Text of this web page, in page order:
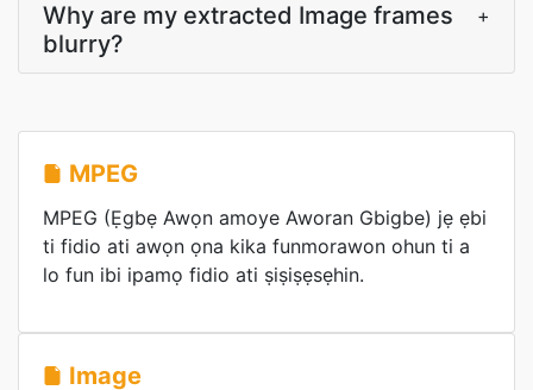
Why are my extracted Image frames
blurry?
+
MPEG
MPEG (Ẹgbẹ Awọn amoye Aworan Gbigbe) jẹ ẹbi
ti fidio ati awọn ọna kika funmorawon ohun ti a
lo fun ibi ipamọ fidio ati ṣiṣiṣẹsẹhin.
Image